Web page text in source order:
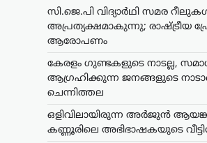
സി.ജെ.പി വിദ്യാർഥി സമര
അപ്രത്യക്ഷമാകുന്നു; രാഷ്ട്രീയ
ആരോപണം
കേരളം ഗുണ്ടകളുടെ നാടല്ല,
ആഗ്രഹിക്കുന്ന ജനങ്ങളുടെ
ചെന്നിത്തല
ഒളിവിലായിരുന്ന അർജുന്‍
കണ്ണൂരിലെ അഭിഭാഷകയുടെ